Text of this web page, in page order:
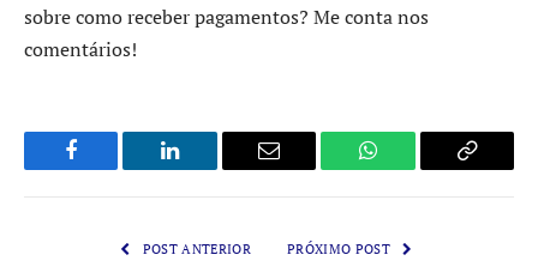
sobre como receber pagamentos? Me conta nos
comentários!
Facebook LinkedIn Email WhatsApp Copy
POST ANTERIOR PRÓXIMO POST